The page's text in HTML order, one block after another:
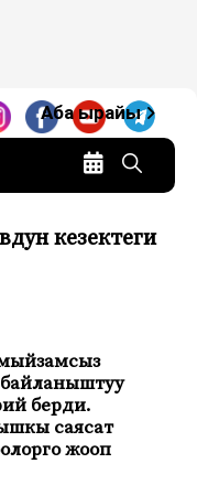
—
Аба ырайы
кезектеги
берди.
саясат
жооп